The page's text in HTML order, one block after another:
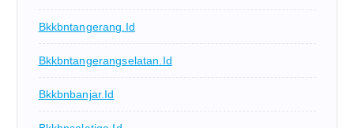
Bkkbntangerang.id
Bkkbntangerangselatan.id
Bkkbnbanjar.id